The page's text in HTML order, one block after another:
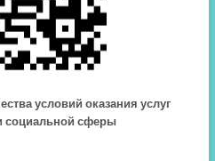
условий оказания услуг
социальной сферы